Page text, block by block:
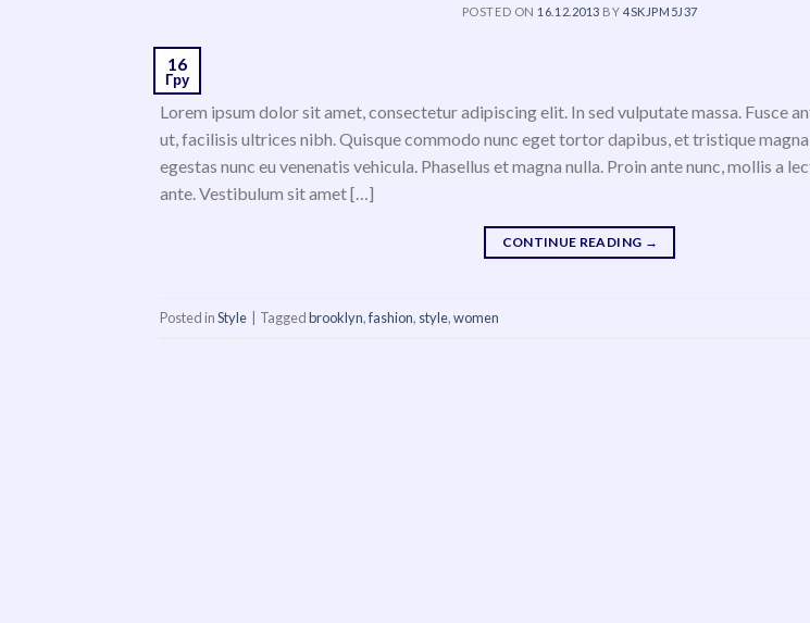
POSTED ON 16.12.2013 BY4SKJPM5J37
16
Гру
Lorem ipsum dolor sit amet, consectetur adipiscing elit. In sed vulputate massa. Fusce
ut, facilisis ultrices nibh. Quisque commodo nunc eget tortor dapibus, et tristique magna
egestas nunc eu venenatis vehicula. Phasellus et magna nulla. Proin ante nunc, mollis a
ante. Vestibulum sit amet […]
CONTINUE READING →
Posted inStyle Taggedbrooklyn,fashion, style,women